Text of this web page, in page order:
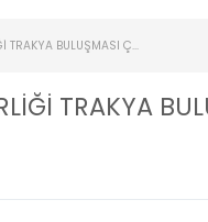
TRAKYA BULUŞMASI Ç...
TRAKYA